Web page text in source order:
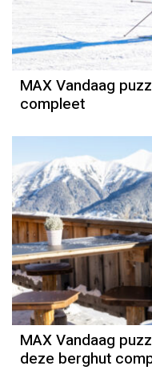
MAX Vandaag
compleet
MAX Vandaag
deze berghut